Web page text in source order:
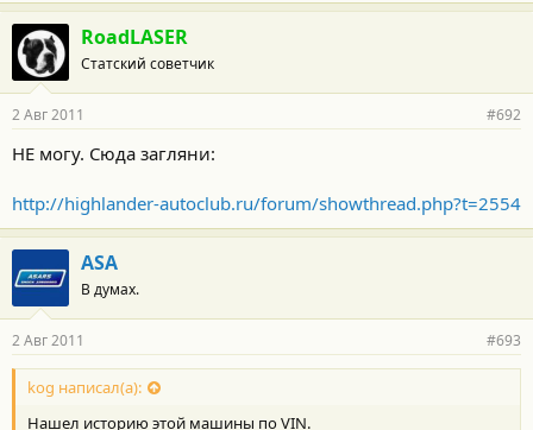
RoadLASER
Статский советчик
2 Авг 2011 #692
НЕ могу. Сюда загляни:
http://highlander-autoclub.ru/forum/showthread.php?t=2554
ASA
В думах.
2 Авг 2011 #693
kog написал(а):
Нашел историю этой машины по VIN.